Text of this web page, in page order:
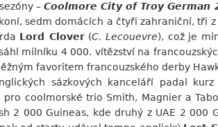
– Coolmore City of Troy German
sedm domácích a čtyři zahraniční, tři
Lord Clover(C. Lecouevre), což je
milníku 4 000. vítězství na
favoritem francouzského derby
sázkových kanceláří padal
pro coolmorské trio Smith, Magnier a
2 000 Guineas, kde druhý z UAE 2 000